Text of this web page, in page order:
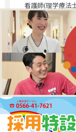
看護師(理学療法
リ
訪
理学療法士、
力を維持するト